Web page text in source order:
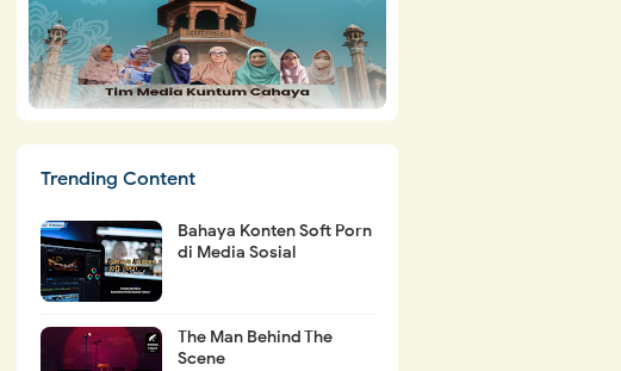
Trending Content
Bahaya Konten Soft Porn
di Media Sosial
The Man Behind The
Scene